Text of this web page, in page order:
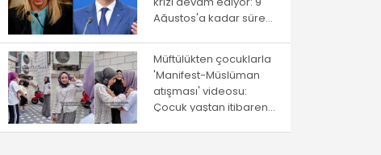
Ağustos'a kadar süre
Müftülükten çocuklarla
'Manifest-Müslüman
atışması' videosu:
Çocuk yaştan itibaren